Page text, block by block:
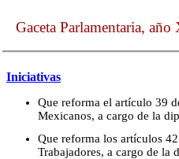
Gaceta Parlamentaria,
Iniciativas
Que reforma el artículo 39
Mexicanos, a cargo de la
Que reforma los artículos
Trabajadores, a cargo de la